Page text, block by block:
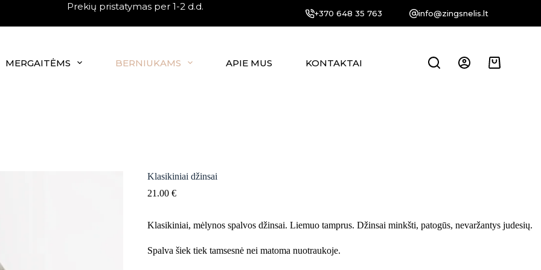
Prekių pristatymas per 1-2 d.d.
+370 648 35 763 info@zingsnelis.lt
MERGAITĖMS BERNIUKAMS APIE MUS KONTAKTAI Krepšelis
Klasikiniai džinsai
21.00 €
Klasikiniai, mėlynos spalvos džinsai. Liemuo tamprus. Džinsai minkšti, patogūs, nevaržantys judesių.
Spalva šiek tiek tamsesnė nei matoma nuotraukoje.